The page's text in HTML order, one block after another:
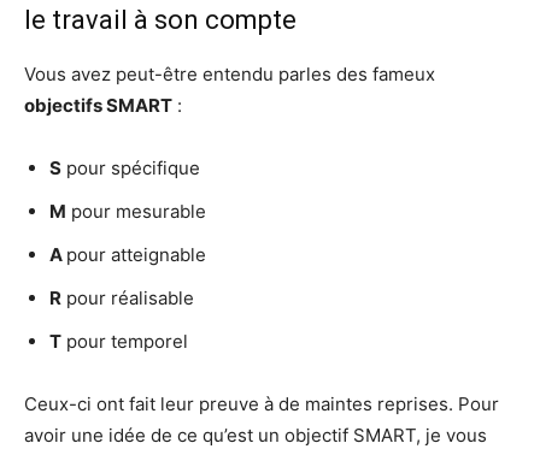
le travail à son compte
Vous avez peut-être entendu parles des fameux
objectifs SMART :
S pour spécifique
M pour mesurable
A pour atteignable
R pour réalisable
T pour temporel
Ceux-ci ont fait leur preuve à de maintes reprises. Pour
avoir une idée de ce qu’est un objectif SMART, je vous